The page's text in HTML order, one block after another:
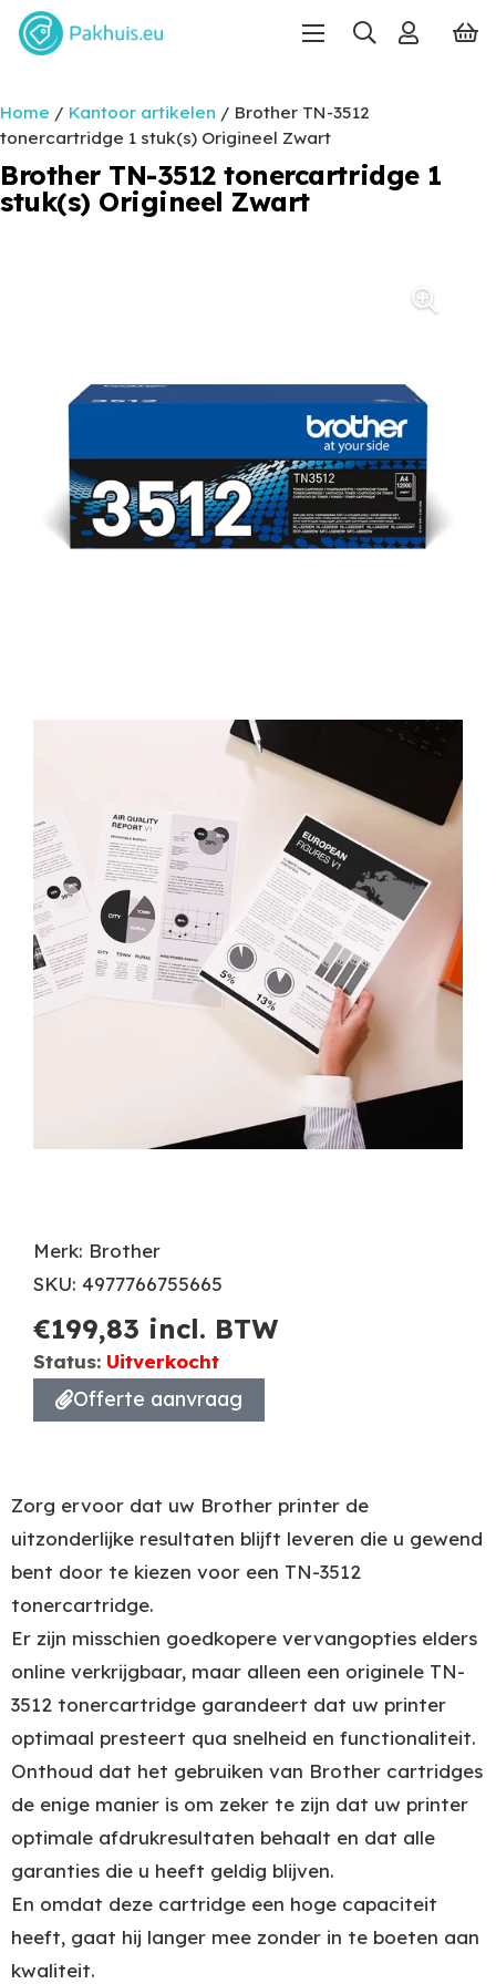
Home / Kantoor artikelen / Brother TN-3512
tonercartridge 1 stuk(s) Origineel Zwart
Brother TN-3512 tonercartridge 1
stuk(s) Origineel Zwart
Merk: Brother
SKU: 4977766755665
€199,83 incl. BTW
Status: Uitverkocht
Offerte aanvraag
Zorg ervoor dat uw Brother printer de
uitzonderlijke resultaten blijft leveren die u gewend
bent door te kiezen voor een TN-3512
tonercartridge.
Er zijn misschien goedkopere vervangopties elders
online verkrijgbaar, maar alleen een originele TN-
3512 tonercartridge garandeert dat uw printer
optimaal presteert qua snelheid en functionaliteit.
Onthoud dat het gebruiken van Brother cartridges
de enige manier is om zeker te zijn dat uw printer
optimale afdrukresultaten behaalt en dat alle
garanties die u heeft geldig blijven.
En omdat deze cartridge een hoge capaciteit
heeft, gaat hij langer mee zonder in te boeten aan
kwaliteit.